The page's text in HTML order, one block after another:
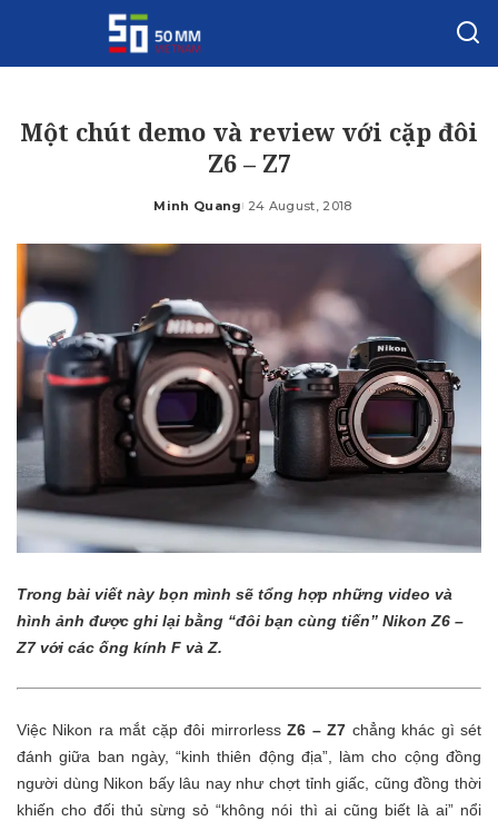
Một chút demo và review với cặp đôi
Z6 – Z7
Posted
Minh Quang 24 August, 2018
Trong bài viết này bọn mình sẽ tổng hợp những video và
hình ảnh được ghi lại bằng “đôi bạn cùng tiến” Nikon Z6 –
Z7 với các ống kính F và Z.
Việc Nikon ra mắt cặp đôi mirrorlessZ6 – Z7 chẳng khác gì sét
đánh giữa ban ngày, “kinh thiên động địa”, làm cho cộng đồng
người dùng Nikon bấy lâu nay như chợt tỉnh giấc, cũng đồng thời
khiến cho đối thủ sừng sỏ “không nói thì ai cũng biết là ai” nổi